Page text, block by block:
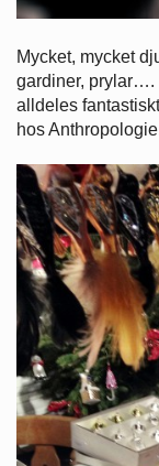
Mycket, mycket
gardiner, prylar….
alldeles
hos